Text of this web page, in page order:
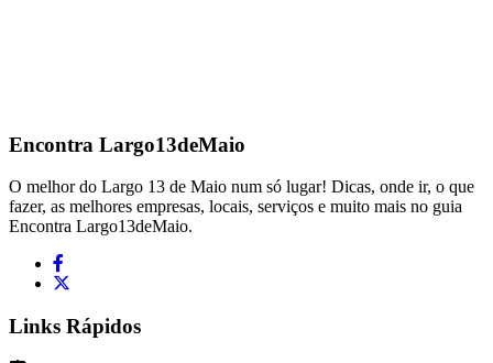
Encontra Largo13deMaio
O melhor do Largo 13 de Maio num só lugar! Dicas, onde ir, o que
fazer, as melhores empresas, locais, serviços e muito mais no guia
Encontra Largo13deMaio.
Links Rápidos